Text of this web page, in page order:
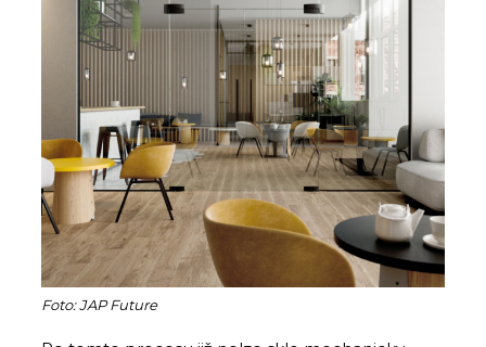
Foto: JAP Future